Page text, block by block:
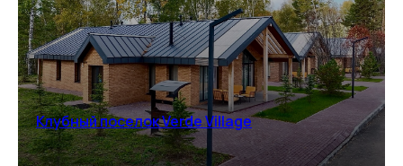
Клубный поселок Verde Village